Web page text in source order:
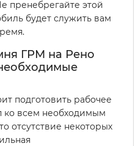
пренебрегайте этой
будет служить вам
ГРМ на Рено
подготовить рабочее
ко всем необходимым
отсутствие некоторых